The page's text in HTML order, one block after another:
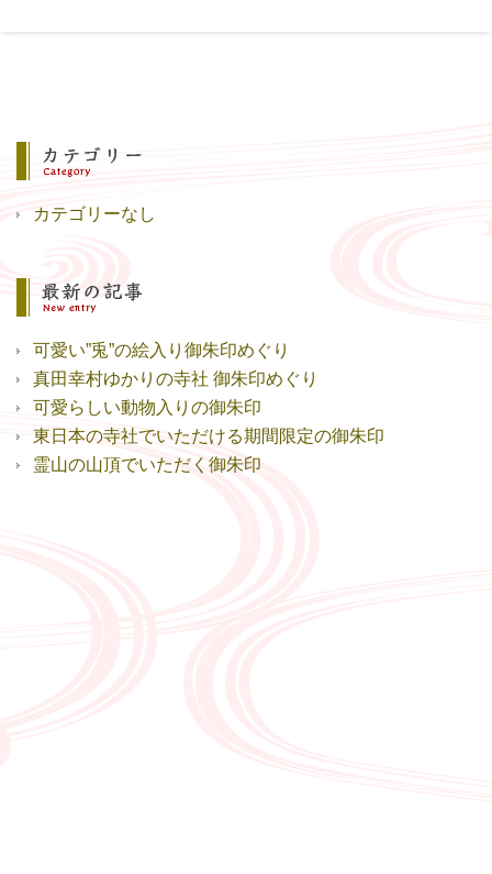
カテゴリーなし
可愛い”兎”の絵入り御朱印めぐり
真田幸村ゆかりの寺社 御朱印めぐり
可愛らしい動物入りの御朱印
東日本の寺社でいただける期間限定の御朱印
霊山の山頂でいただく御朱印